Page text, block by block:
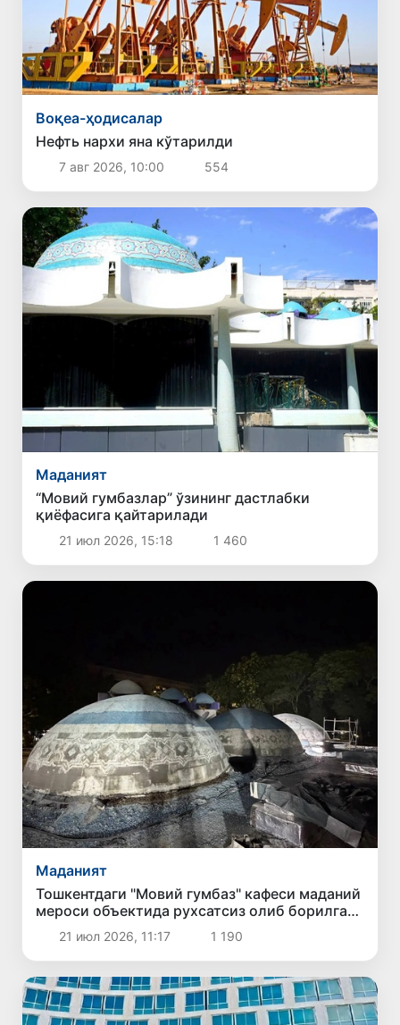
Воқеа-ҳодисалар
Нефть нархи яна кўтарилди
7 авг 2026, 10:00 554
Маданият
“Мовий гумбазлар” ўзининг дастлабки
қиёфасига қайтарилади
21 июл 2026, 15:18 1 460
Маданият
Тошкентдаги "Мовий гумбаз" кафеси маданий
мероси объектида рухсатсиз олиб борилган
таъмирлаш ишлари тўхтатилди
21 июл 2026, 11:17 1 190